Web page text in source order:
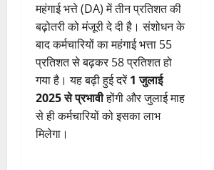
महंगाई भत्ते (DA) में तीन प्रतिशत की
बढ़ोतरी को मंजूरी दे दी है। संशोधन के
बाद कर्मचारियों का महंगाई भत्ता 55
प्रतिशत से बढ़कर 58 प्रतिशत हो
गया है। यह बढ़ी हुई दरें 1 जुलाई
2025 से प्रभावीहोंगी और जुलाई माह
से ही कर्मचारियों को इसका लाभ
मिलेगा।